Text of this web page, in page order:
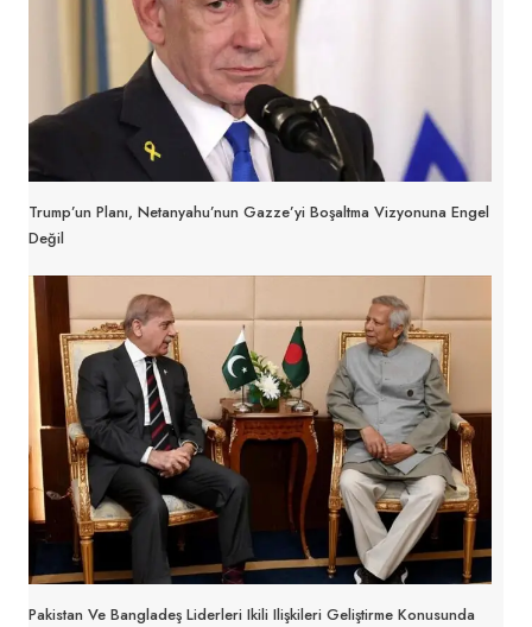
Trump’un Planı, Netanyahu’nun Gazze’yi Boşaltma Vizyonuna Engel
Değil
Pakistan Ve Bangladeş Liderleri Ikili Ilişkileri Geliştirme Konusunda